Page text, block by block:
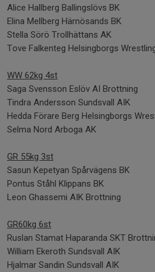
Alice Hallberg Ballingslövs BK
Elina Mellberg Härnösands BK
Stella Sörö Trollhättans AK
Tove Falkenteg Helsingborgs
WW 62kg 4st
Saga Svensson Eslöv AI Brottning
Tindra Andersson Sundsvall AIK
Hedda Förare Berg Helsingborgs
Selma Nord Arboga AK
GR 55kg 3st
Sasun Kepetyan Spårvägens BK
Pontus Ståhl Klippans BK
Leon Ghassemi AIK Brottning
GR60kg 6st
Ruslan Stamat Haparanda SKT
William Ekeroth Sundsvall AIK
Hjalmar Sandin Sundsvall AIK